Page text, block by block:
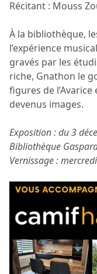
Récitant : Mouss
À la bibliothèque,
l’expérience
gravés par les
riche, Gnathon le
figures de
devenus images.
Exposition : du 3
Bibliothèque
Vernissage :